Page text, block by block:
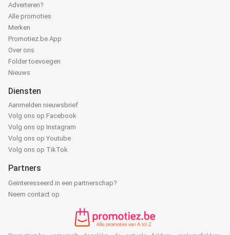
Adverteren?
Alle promoties
Merken
Promotiez.be App
Over ons
Folder toevoegen
Nieuws
Diensten
Aanmelden nieuwsbrief
Volg ons op Facebook
Volg ons op Instagram
Volg ons op Youtube
Volg ons op TikTok
Partners
Geïnteresseerd in een partnerschap?
Neem contact op